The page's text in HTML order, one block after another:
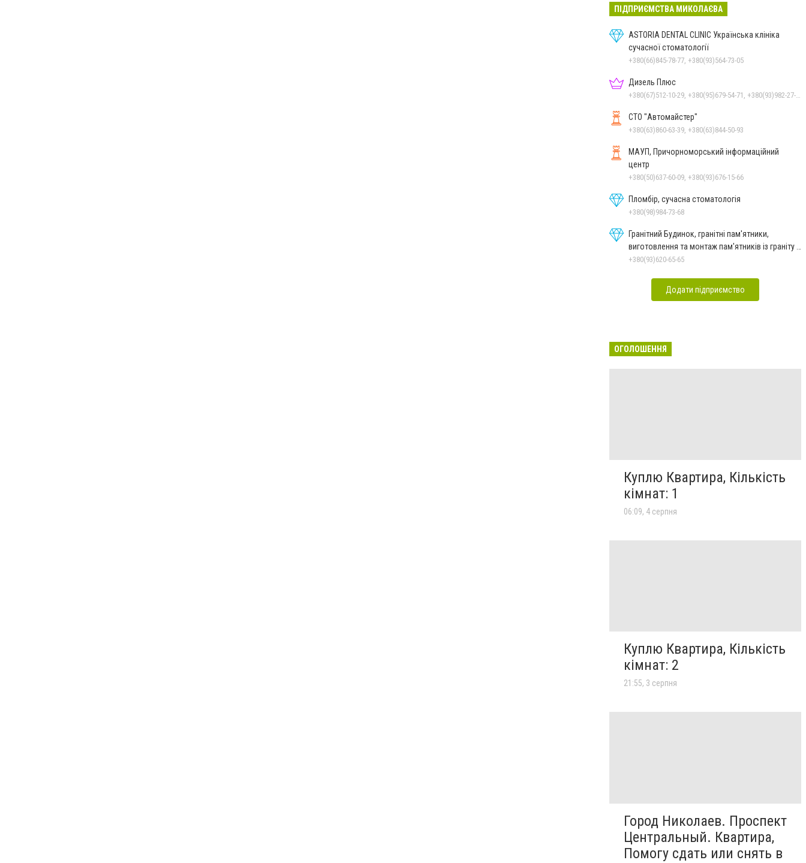
ПІДПРИЄМСТВА МИКОЛАЄВА
ASTORIA DENTAL CLINIC Українська клініка
сучасної стоматології
+380(66)845-78-77, +380(93)564-73-05
Дизель Плюс
СТО "Автомайстер"
+380(63)860-63-39, +380(63)844-50-93
МАУП, Причорноморський інформаційний
центр
+380(50)637-60-09, +380(93)676-15-66
Пломбір, сучасна стоматологія
+380(98)984-73-68
Гранітний Будинок, гранітні пам'ятники,
виготовлення та монтаж пам'ятників із граніту в
Миколаєві
+380(93)620-65-65
Додати підприємство
ОГОЛОШЕННЯ
Куплю Квартира, Кількість
кімнат: 1
06:09, 4 серпня
Куплю Квартира, Кількість
кімнат: 2
21:55, 3 серпня
Город Николаев. Проспект
Центральный. Квартира,
Помогу сдать или снять в